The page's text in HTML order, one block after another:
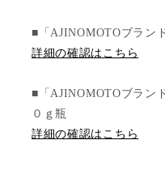
■「AJINOMOTOブラン
詳細の確認はこちら
■「AJINOMOTOブラン
０ｇ瓶
詳細の確認はこちら